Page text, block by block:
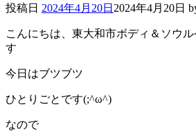
投稿日 2024年4月20日 2024年4月20日
こんにちは、東大和市ボディ＆ソウ
す
今日はブツブツ
ひとりごとです(;^ω^)
なので